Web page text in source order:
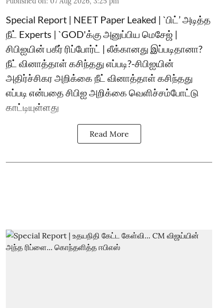
Special Report | NEET Paper Leaked | `பிட்’ அடித்த
நீட் Experts | `GOD'க்கு அனுப்பிய மெசேஜ் |
சிபிஐயின் பகீர் ரிப்போர்ட் | லீக்கானது இப்படிதானா?
நீட் வினாத்தாள் கசிந்தது எப்படி?-சிபிஐயின்
அதிர்ச்சிகர அறிக்கை நீட் வினாத்தாள் கசிந்தது
எப்படி என்பதை சிபிஐ அறிக்கை வெளிச்சம்போட்டு
காட்டியுள்ளது
Read More